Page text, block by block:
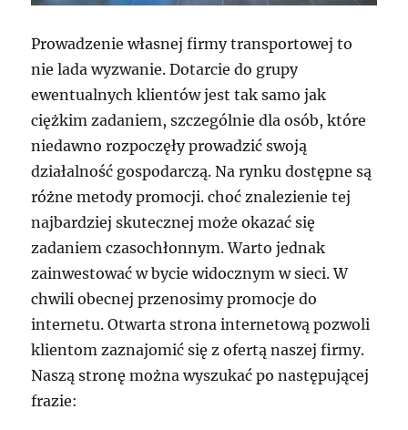
Prowadzenie własnej firmy transportowej to
nie lada wyzwanie. Dotarcie do grupy
ewentualnych klientów jest tak samo jak
ciężkim zadaniem, szczególnie dla osób, które
niedawno rozpoczęły prowadzić swoją
działalność gospodarczą. Na rynku dostępne są
różne metody promocji. choć znalezienie tej
najbardziej skutecznej może okazać się
zadaniem czasochłonnym. Warto jednak
zainwestować w bycie widocznym w sieci. W
chwili obecnej przenosimy promocje do
internetu. Otwarta strona internetową pozwoli
klientom zaznajomić się z ofertą naszej firmy.
Naszą stronę można wyszukać po następującej
frazie: